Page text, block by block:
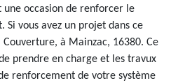
occasion de renforcer le
Si vous avez un projet dans ce
Couverture, à Mainzac, 16380. Ce
prendre en charge et les travux
renforcement de votre système